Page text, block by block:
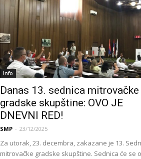
Info
Danas 13. sednica mitrovačke
gradske skupštine: OVO JE
DNEVNI RED!
SMP - 23/12/2025
Za utorak, 23. decembra, zakazane je 13.
mitrovačke gradske skupštine. Sednica će se